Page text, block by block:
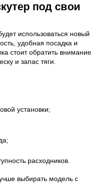
под свои
использоваться новый
удобная посадка и
стоит обратить внимание
и запас тяги.
установки;
расходников.
выбирать модель с